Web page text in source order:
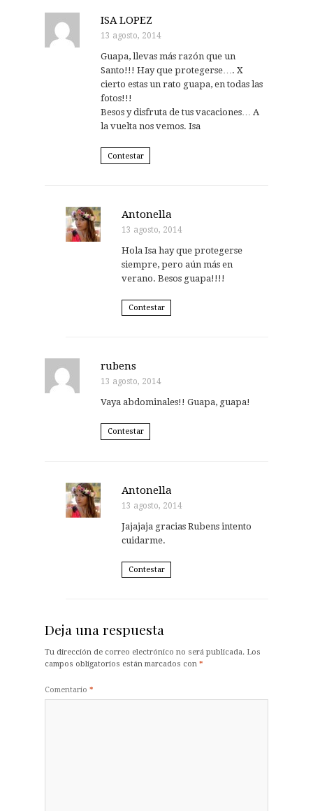
ISA LOPEZ
13 agosto, 2014
Guapa, llevas más razón que un
Santo!!! Hay que protegerse…. X
cierto estas un rato guapa, en todas las
fotos!!!
Besos y disfruta de tus vacaciones… A
la vuelta nos vemos. Isa
Contestar
Antonella
13 agosto, 2014
Hola Isa hay que protegerse
siempre, pero aún más en
verano. Besos guapa!!!!
Contestar
rubens
13 agosto, 2014
Vaya abdominales!! Guapa, guapa!
Contestar
Antonella
13 agosto, 2014
Jajajaja gracias Rubens intento
cuidarme.
Contestar
Deja una respuesta
Tu dirección de correo electrónico no será publicada. Los
campos obligatorios están marcados con *
Comentario *